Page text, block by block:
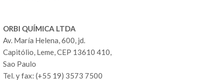
ORBI QUÍMICA LTDA
Av. María Helena, 600, jd.
Capitólio, Leme, CEP 13610 410,
Sao Paulo
Tel. y fax: (+55 19) 3573 7500